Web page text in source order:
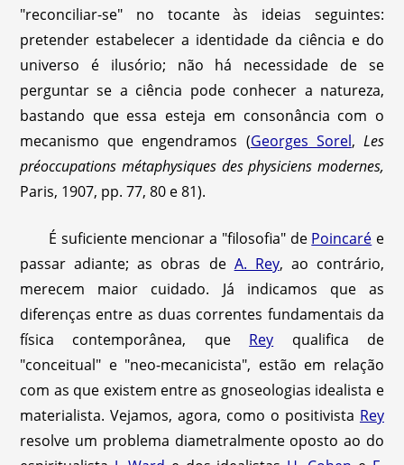
"reconciliar-se" no tocante às ideias seguintes:
pretender estabelecer a identidade da ciência e do
universo é ilusório; não há necessidade de se
perguntar se a ciência pode conhecer a natureza,
bastando que essa esteja em consonância com o
mecanismo que engendramos (Georges Sorel, Les
préoccupations métaphysiques des physiciens modernes,
Paris, 1907, pp. 77, 80 e 81).
É suficiente mencionar a "filosofia" de Poincaré e
passar adiante; as obras de A. Rey, ao contrário,
merecem maior cuidado. Já indicamos que as
diferenças entre as duas correntes fundamentais da
física contemporânea, que Rey qualifica de
"conceitual" e "neo-mecanicista", estão em relação
com as que existem entre as gnoseologias idealista e
materialista. Vejamos, agora, como o positivista Rey
resolve um problema diametralmente oposto ao do